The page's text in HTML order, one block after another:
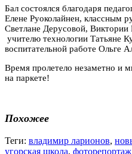
Бал состоялся благодаря
Елене Руоколайнен, классным
Светлане Дерусовой,
учителю технологии Татьяне
воспитательной работе Ольге
Время пролетело незаметно и
на паркете!
Похожее
Теги: владимир ларионов,
угорская школа, фоторепортаж